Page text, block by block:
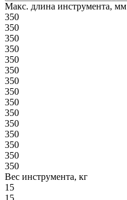
Макс. длина инструмента, мм
350
350
350
350
350
350
350
350
350
350
350
350
350
350
350
Вес инструмента, кг
15
15